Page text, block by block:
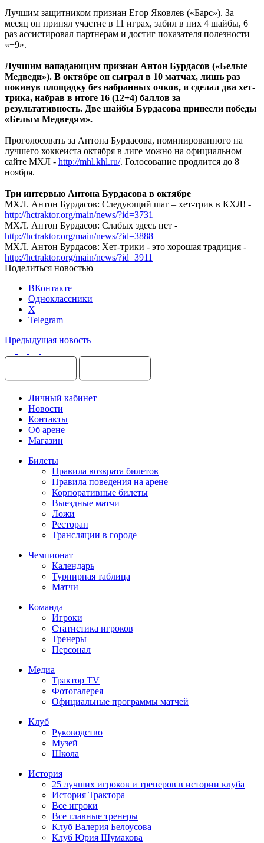
Лучшим защитником признан Егор Яковлев («Барс»). За
месяц он принял участие в 11 играх, забил в них 4 шайбы, 6
раз ассистировал партнерам и достиг показателя полезности
«+9».
Лучшим нападающим признан Антон Бурдасов («Белые
Медведи»). В октябре он сыграл в 10 матчах, лишь раз
покинув площадку без набранных очков, и сделал два хет-
трика, набрав в итоге 16 (12+4) баллов за
результативность. Две шайбы Бурдасова принесли победы
«Белым Медведям».
Проголосовать за Антона Бурдасова, номинированного на
лучшего хоккеиста октября в лиге можно на официальном
сайте МХЛ - http://mhl.khl.ru/. Голосование продлится до 8
ноября.
Три интервью Антона Бурдасова в октябре
МХЛ. Антон Бурдасов: Следующий шаг – хет-трик в КХЛ! -
http://hctraktor.org/main/news/?id=3731
МХЛ. Антон Бурдасов: Слабых здесь нет -
http://hctraktor.org/main/news/?id=3888
МХЛ. Антон Бурдасов: Хет-трики - это хорошая традиция -
http://hctraktor.org/main/news/?id=3911
Поделиться новостью
ВКонтакте
Одноклассники
X
Telegram
Предыдущая новость
Личный кабинет
Новости
Контакты
Об арене
Магазин
Билеты
Правила возврата билетов
Правила поведения на арене
Корпоративные билеты
Выездные матчи
Ложи
Ресторан
Трансляции в городе
Чемпионат
Календарь
Турнирная таблица
Матчи
Команда
Игроки
Статистика игроков
Тренеры
Персонал
Медиа
Трактор TV
Фотогалерея
Официальные программы матчей
Клуб
Руководство
Музей
Школа
История
25 лучших игроков и тренеров в истории клуба
История Трактора
Все игроки
Все главные тренеры
Клуб Валерия Белоусова
Клуб Юрия Шумакова